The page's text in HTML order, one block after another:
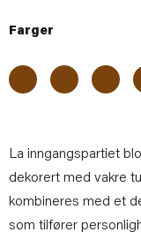
Farger
La inngangspartiet
dekorert med vakre
kombineres med et
som tilfører